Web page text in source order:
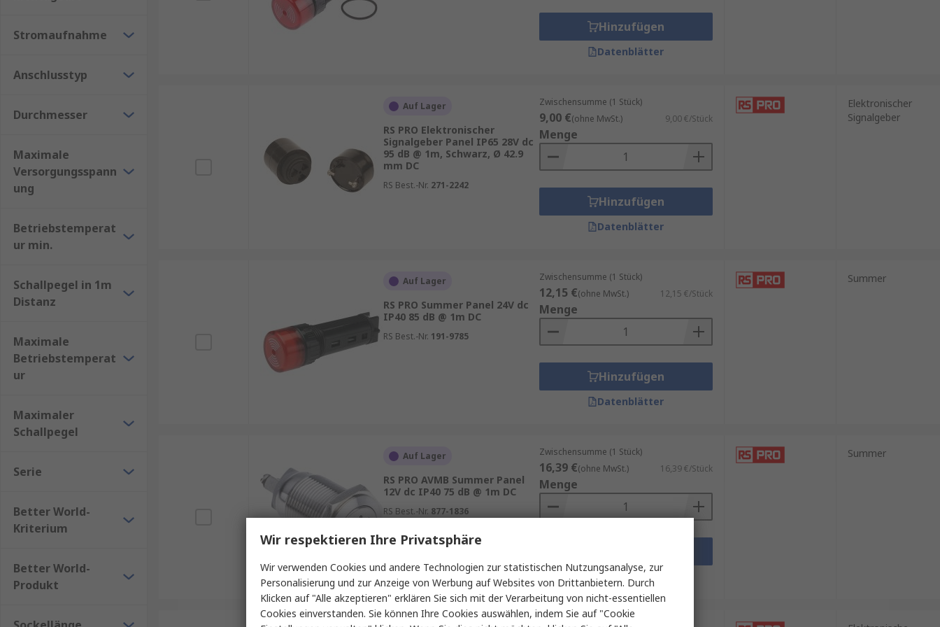
Dank ihrer Flexibilität und Anpassungsfähigkeit sind Sirenen und andere akustische Signalgeber in einer Vielzahl von Szenarien unverzichtbar.
Stromaufnahme
Anschlusstyp
Durchmesser
Maximale
Versorgungsspann
ung
Betriebstemperat
ur min.
Schallpegel in 1m
Distanz
Maximale
Betriebstemperat
ur
Maximaler
Schallpegel
Serie
Better World-
Kriterium
Better World-
Produkt
Hinzufügen
Datenblätter
Auf Lager
RS PRO Elektronischer
Signalgeber Panel IP65 28V dc
95 dB @ 1m, Schwarz, Ø 42.9
mm DC
RS Best.-Nr. 271-2242
Zwischensumme (1 Stück)
9,00 €(ohne MwSt.) 9,00 €/Stück
Menge
Hinzufügen
Datenblätter
Elektronischer
Signalgeber
Auf Lager
RS PRO Summer Panel 24V dc
IP40 85 dB @ 1m DC
RS Best.-Nr. 191-9785
Zwischensumme (1 Stück)
12,15 €(ohne MwSt.) 12,15 €/Stück
Menge
Hinzufügen
Datenblätter
Summer
Auf Lager
RS PRO AVMB Summer Panel
12V dc IP40 75 dB @ 1m DC
RS Best.-Nr. 877-1836
Zwischensumme (1 Stück)
16,39 €(ohne MwSt.) 16,39 €/Stück
Menge
Datenblätter
Summer
Wir respektieren Ihre Privatsphäre
Wir verwenden Cookies und andere Technologien zur statistischen Nutzungsanalyse, zur
Personalisierung und zur Anzeige von Werbung auf Websites von Drittanbietern. Durch
Klicken auf "Alle akzeptieren" erklären Sie sich mit der Verarbeitung von nicht-essentiellen
Cookies einverstanden. Sie können Ihre Cookies auswählen, indem Sie auf "Cookie